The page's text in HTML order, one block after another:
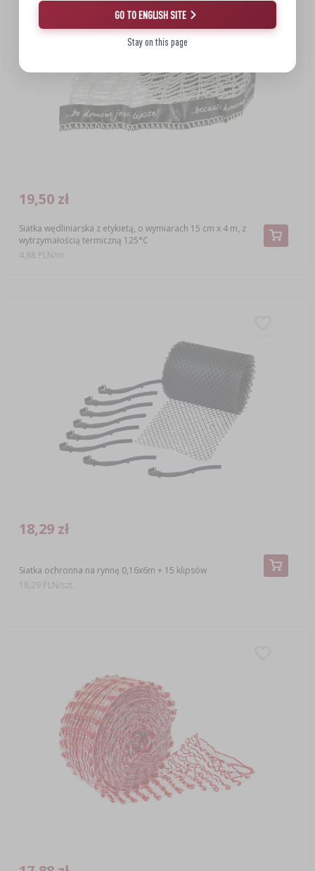
Siatka wędliniarska z etykietą, o wymiarach 15 cm x 4 m, z
wytrzymałością termiczną 125°C
19,50 zł
4,88 PLN/m
Siatka ochronna na rynnę 0,16x6m + 15 klipsów
18,29 zł
18,29 PLN/szt.
GO TO ENGLISH SITE
Stay on this page